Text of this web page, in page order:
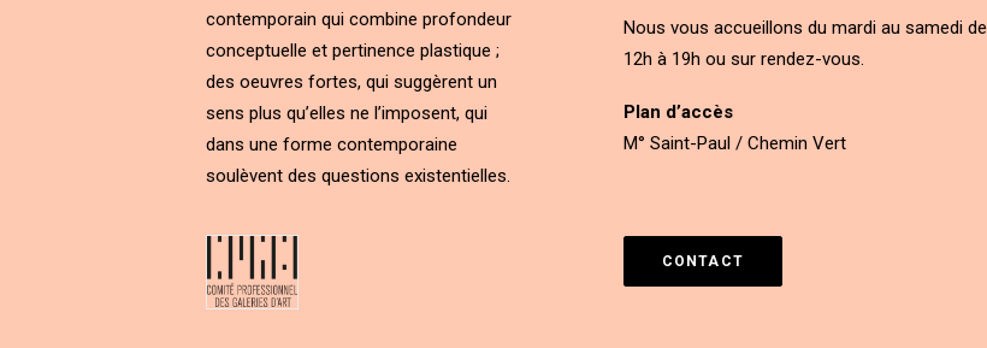
contemporain qui combine profondeur
conceptuelle et pertinence plastique ;
des oeuvres fortes, qui suggèrent un
sens plus qu’elles ne l’imposent, qui
dans une forme contemporaine
soulèvent des questions existentielles.
Nous vous accueillons du mardi au samedi de
12h à 19h ou sur rendez-vous.
Plan d’accès
M° Saint-Paul / Chemin Vert
CONTACT